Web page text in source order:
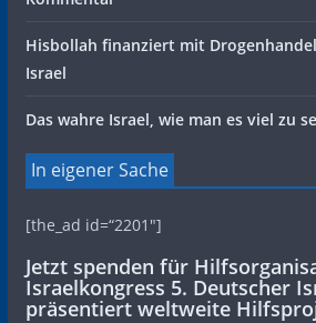
Hisbollah finanziert mit
Israel
Das wahre Israel, wie man es viel zu
In eigener Sache
[the_ad id=“2201″]
Jetzt spenden für
Israelkongress 5. Deutscher
präsentiert weltweite